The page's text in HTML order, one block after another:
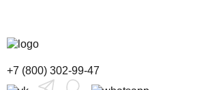
+7 (800) 302-99-47